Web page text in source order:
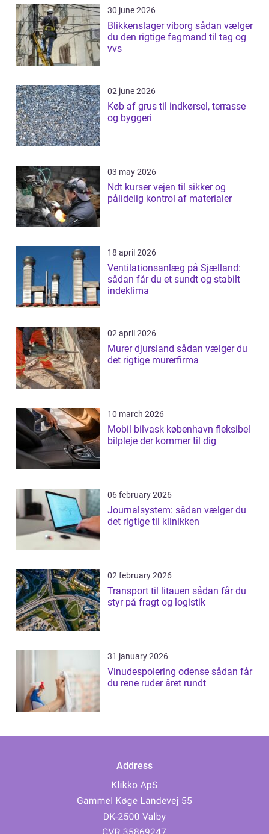
30 june 2026
Blikkenslager viborg sådan vælger
du den rigtige fagmand til tag og
vvs
02 june 2026
Køb af grus til indkørsel, terrasse
og byggeri
03 may 2026
Ndt kurser vejen til sikker og
pålidelig kontrol af materialer
18 april 2026
Ventilationsanlæg på Sjælland:
sådan får du et sundt og stabilt
indeklima
02 april 2026
Murer djursland sådan vælger du
det rigtige murerfirma
10 march 2026
Mobil bilvask københavn fleksibel
bilpleje der kommer til dig
06 february 2026
Journalsystem: sådan vælger du
det rigtige til klinikken
02 february 2026
Transport til litauen sådan får du
styr på fragt og logistik
31 january 2026
Vinudespolering odense sådan får
du rene ruder året rundt
Address